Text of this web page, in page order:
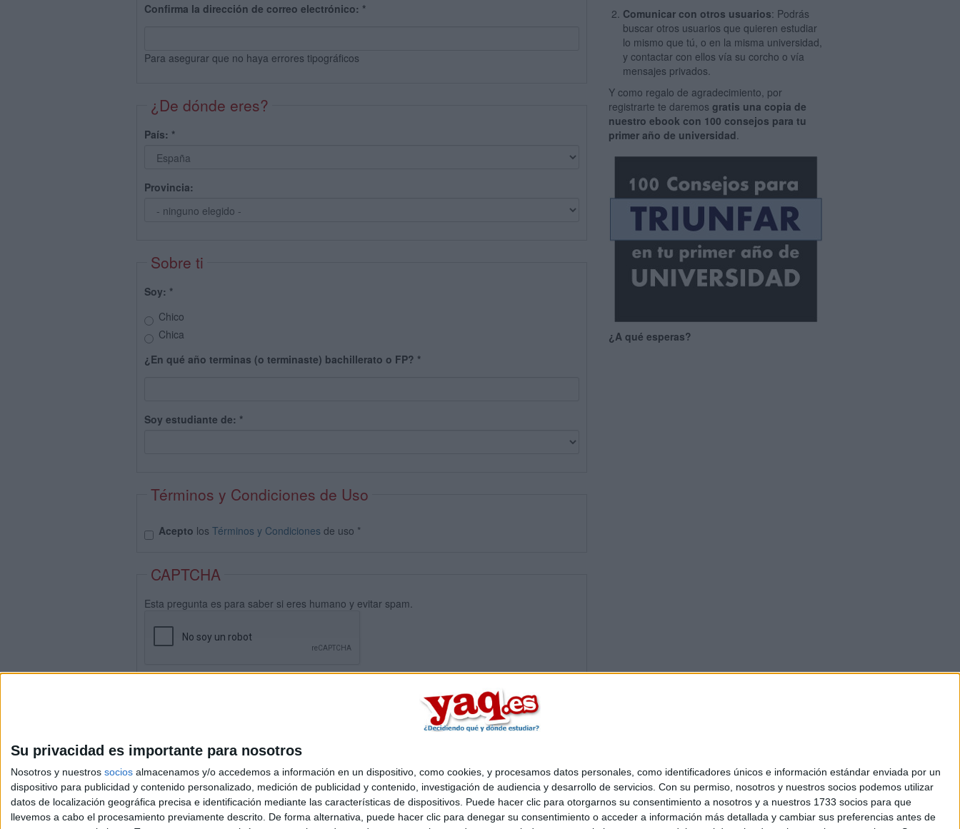
Su privacidad es importante para nosotros
Nosotros y nuestros socios almacenamos y/o accedemos a información en un dispositivo, como cookies, y procesamos datos personales, como identificadores únicos e información estándar enviada por un
dispositivo para publicidad y contenido personalizado, medición de publicidad y contenido, investigación de audiencia y desarrollo de servicios. Con su permiso, nosotros y nuestros socios podemos utilizar
datos de localización geográfica precisa e identificación mediante las características de dispositivos. Puede hacer clic para otorgarnos su consentimiento a nosotros y a nuestros 1733 socios para que
llevemos a cabo el procesamiento previamente descrito. De forma alternativa, puede hacer clic para denegar su consentimiento o acceder a información más detallada y cambiar sus preferencias antes de
Confirma la dirección de correo electrónico: *
Para asegurar que no haya errores tipográficos
¿De dónde eres?
País: *
Provincia:
Sobre ti
Soy: *
Chico
Chica
¿En qué año terminas (o terminaste) bachillerato o FP? *
Soy estudiante de: *
Términos y Condiciones de Uso
Acepto los Términos y Condiciones de uso *
CAPTCHA
Esta pregunta es para saber si eres humano y evitar spam.
Comunicar con otros usuarios: Podrás
buscar otros usuarios que quieren estudiar
lo mismo que tú, o en la misma universidad,
y contactar con ellos vía su corcho o vía
mensajes privados.
Y como regalo de agradecimiento, por
registrarte te daremosgratis una copia de
nuestro ebook con 100 consejos para tu
primer año de universidad.
¿A qué esperas?
Quiénes somos |Contactar| Anúnciate
Aviso legal|Politica de privacidad|Condiciones generales|Política de cookies